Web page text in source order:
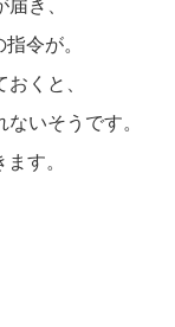
き、
令が。
くと、
いそうです。
す。